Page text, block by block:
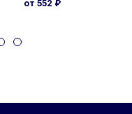
от 552 ₽